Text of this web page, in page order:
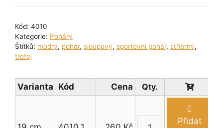
Kód: 4010
Kategorie: Poháry
Štítků: modrý, pohár, sloupový, sportovní pohár, stříbrný,
trofej
Varianta Kód Cena
Přidat